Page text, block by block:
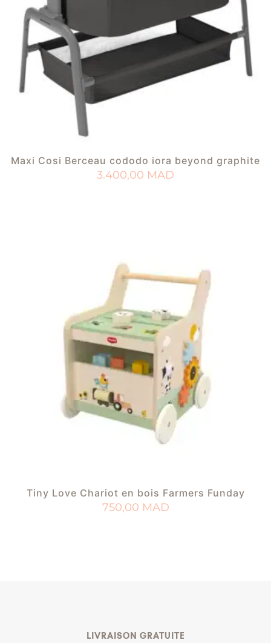
Maxi Cosi Berceau cododo iora beyond graphite
3.400,00 MAD
Tiny Love Chariot en bois Farmers Funday
750,00 MAD
LIVRAISON GRATUITE